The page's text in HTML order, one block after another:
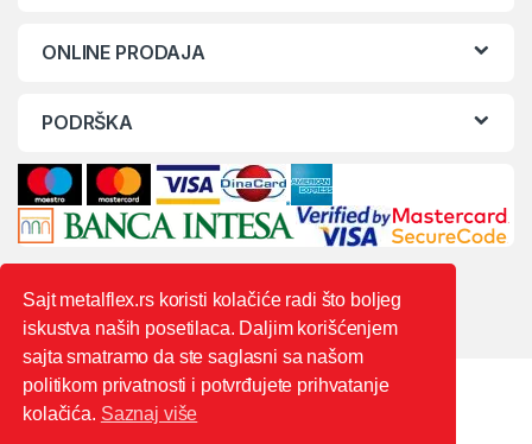
ONLINE PRODAJA
PODRŠKA
Sajt metalflex.rs koristi kolačiće radi što boljeg
iskustva naših posetilaca. Daljim korišćenjem
sajta smatramo da ste saglasni sa našom
politikom privatnosti i potvrđujete prihvatanje
kolačića. Saznaj više